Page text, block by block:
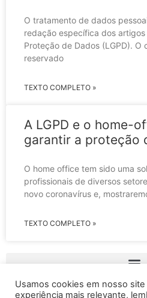
O tratamento de dados
redação específica dos artigos
Proteção de Dados (LGPD). O
reservado
TEXTO COMPLETO »
A LGPD e o home-
garantir a proteção
O home office tem sido uma
profissionais de diversos
novo coronavírus e,
TEXTO COMPLETO »
Usamos cookies em nosso
experiência mais relevante,